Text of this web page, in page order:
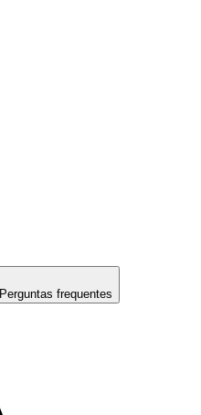
Perguntas frequentes